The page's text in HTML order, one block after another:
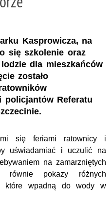
Kasprowicza, na
się szkolenie oraz
dla mieszkańców
zostało
policjantów Referatu
się feriami ratownicy i
uświadamiać i uczulić na
na zamarzniętych
równie pokazy różnych
które wpadną do wody w